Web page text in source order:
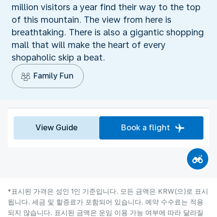
million visitors a year find their way to the top
of this mountain. The view from here is
breathtaking. There is also a gigantic shopping
mall that will make the heart of every
shopaholic skip a beat.
Family Fun
View Guide Book a flight
*표시된 가격은 성인 1인 기준입니다. 모든 금액은 KRW(으)로 표시
됩니다. 세금 및 할증료가 포함되어 있습니다. 예약 수수료는 적용
되지 않습니다. 표시된 금액은 운임 이용 가능 여부에 따라 달라질